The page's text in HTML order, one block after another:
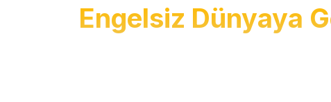
Engelsiz Dünyaya